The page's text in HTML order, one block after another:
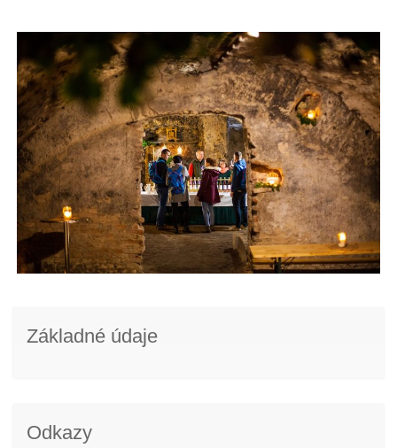
Základné údaje
Odkazy